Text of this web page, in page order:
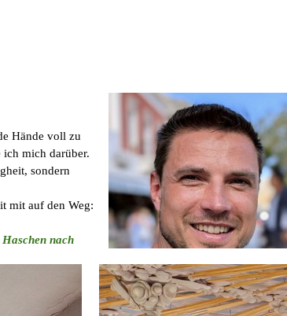
mich darüber.
sondern
mit auf den Weg:
und den
das immer mehr will, das krampfhaft festhält und nur